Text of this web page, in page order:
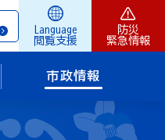
Language
閲覧支援
防災
緊急情報
市政情報